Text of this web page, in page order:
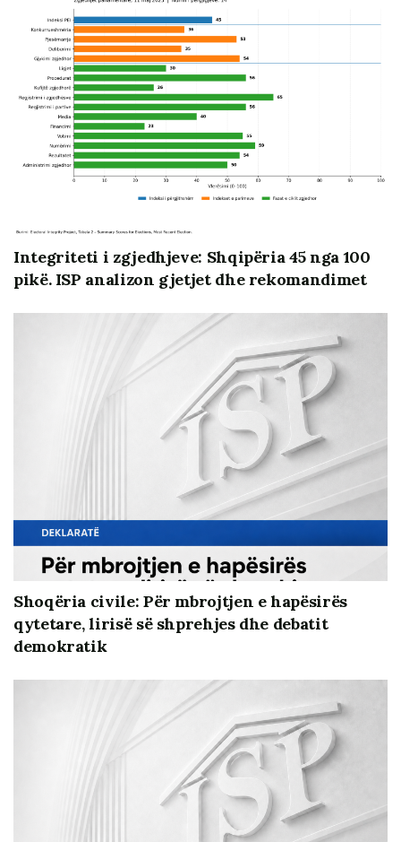
në decentralizimin me pushtetin qendror.
Dokumenti trajton disa aspekte thelbësore të këtij
komponenti: sfidat e decentralizimit financiar dhe
gjendjen e pabarazisë rajonale në Shqipëri. Gjetjet dhe
rekomandimet e tij do të ndihmojnë bashkitë dhe
organet e reja të dala nga zgjedhjet e majit 2023,
institucionet qendrore vendimmarrëse sipas fushës së
përgjegjësisë, si dhe informacionin më cilësor të
përfshirë.
Konkluzione dhe Rekomandime
Pavarësisht progresit të fundit, dimensioni i
Integriteti i zgjedhjeve: Shqipëria 45 nga 100
pikë. ISP analizon gjetjet dhe rekomandimet
Shoqëria civile: Për mbrojtjen e hapësirës
qytetare, lirisë së shprehjes dhe debatit
demokratik